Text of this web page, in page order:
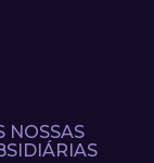
NOSSAS